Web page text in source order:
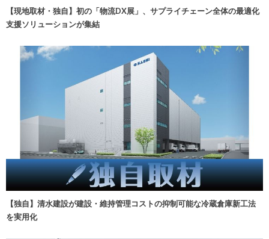
【現地取材・独自】初の「物流DX展」、サプライチェーン全体の最適化
支援ソリューションが集結
【独自】清水建設が建設・維持管理コストの抑制可能な冷蔵倉庫新工法
を実用化